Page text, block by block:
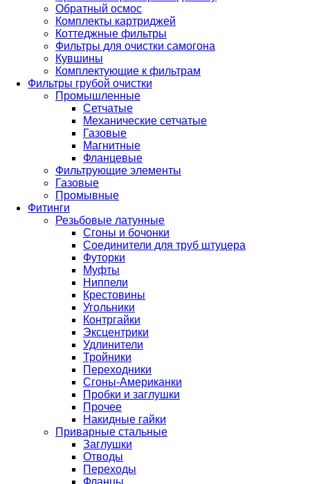
Обратный осмос
Комплекты картриджей
Коттеджные фильтры
Фильтры для очистки самогона
Кувшины
Комплектующие к фильтрам
Фильтры грубой очистки
Промышленные
Сетчатые
Механические сетчатые
Газовые
Магнитные
Фланцевые
Фильтрующие элементы
Газовые
Промывные
Фитинги
Резьбовые латунные
Сгоны и бочонки
Соединители для труб штуцера
Футорки
Муфты
Ниппели
Крестовины
Угольники
Контргайки
Эксцентрики
Удлинители
Тройники
Переходники
Сгоны-Американки
Пробки и заглушки
Прочее
Накидные гайки
Приварные стальные
Заглушки
Отводы
Переходы
Фланцы